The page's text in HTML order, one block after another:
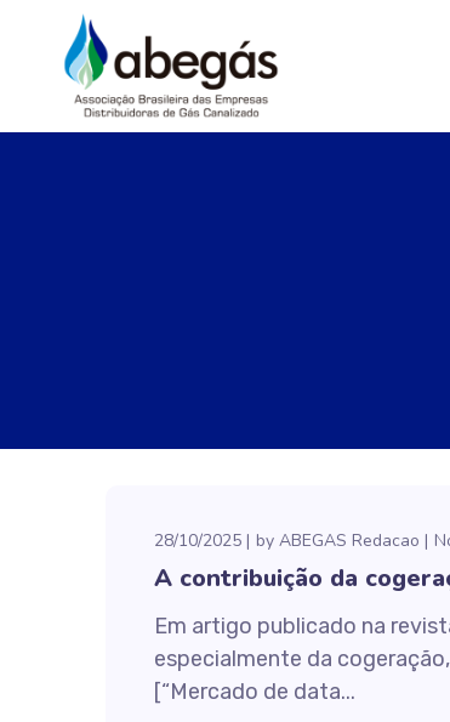
28/10/2025 by ABEGAS Redacao
A contribuição da
Em artigo publicado na
especialmente da
[“Mercado de data...